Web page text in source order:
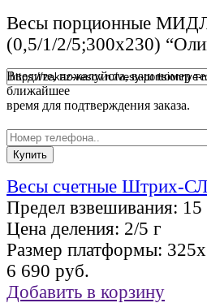
Весы порционные
(0,5/1/2/5;300х230)
Введите, пожалуйста, ваш номер
ближайшее
время для подтверждения заказа.
Весы счетные Штрих-
Предел взвешивания: 15
Цена деления: 2/5 г
Размер платформы:
6 690 руб.
Добавить в корзину